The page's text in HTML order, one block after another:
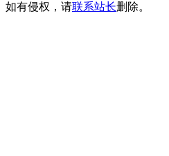
如有侵权，请联系站长删除。